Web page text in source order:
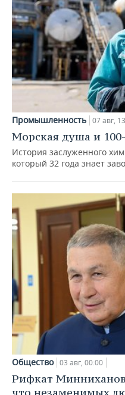
Промышленность 07 авг,
Морская душа и
История заслуженного
который 32 года знает
Общество 03 авг, 00:00
Рифкат